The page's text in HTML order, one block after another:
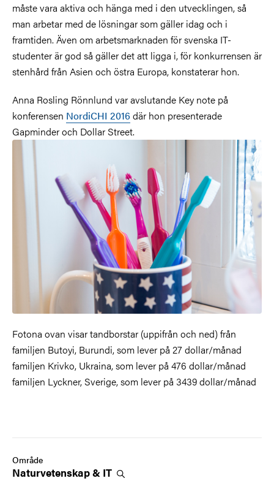
måste vara aktiva och hänga med i den utvecklingen, så
man arbetar med de lösningar som gäller idag och i
framtiden. Även om arbetsmarknaden för svenska IT-
studenter är god så gäller det att ligga i, för konkurrensen är
stenhård från Asien och östra Europa, konstaterar hon.
Anna Rosling Rönnlund var avslutande Key note på
konferensen NordiCHI 2016där hon presenterade
Gapminder och Dollar Street.
Fotona ovan visar tandborstar (uppifrån och ned) från
familjen Butoyi, Burundi, som lever på 27 dollar/månad
familjen Krivko, Ukraina, som lever på 476 dollar/månad
familjen Lyckner, Sverige, som lever på 3439 dollar/månad
Område
Naturvetenskap & IT